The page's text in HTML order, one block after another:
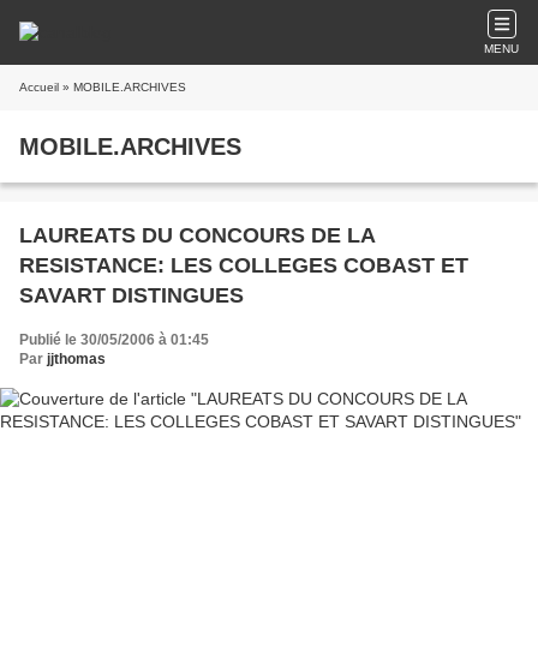
MENU
Accueil » MOBILE.ARCHIVES
MOBILE.ARCHIVES
LAUREATS DU CONCOURS DE LA
RESISTANCE: LES COLLEGES COBAST ET
SAVART DISTINGUES
Publié le 30/05/2006 à 01:45
Par jjthomas